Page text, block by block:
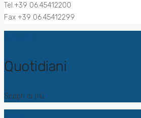
Tel.+39 06.45412200
Fax +39 06.45412299
Quotidiani
Scopri di più